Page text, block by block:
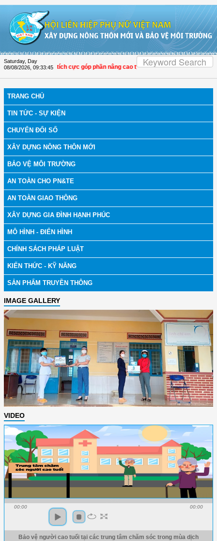
Saturday, Day
08/08/2026 09:33:46
LHPN Thọ Xuân tích cực góp phần nâng cao tỷ lệ người dân tham gia bảo
TRANG CHỦ
TIN TỨC - SỰ KIỆN
CHUYỂN ĐỔI SỐ
XÂY DỰNG NÔNG THÔN MỚI
BẢO VỆ MÔI TRƯỜNG
AN TOÀN CHO PN&TE
AN TOÀN GIAO THÔNG
XÂY DỰNG GIA ĐÌNH HẠNH PHÚC
MÔ HÌNH - ĐIỂN HÌNH
CHÍNH SÁCH PHÁP LUẬT
KIẾN THỨC - KỸ NĂNG
SẢN PHẨM TRUYỀN THÔNG
IMAGE GALLERY
VIDEO
00:00 00:00
Bảo vệ người cao tuổi tại các trung tâm chăm sóc trong mùa dịch